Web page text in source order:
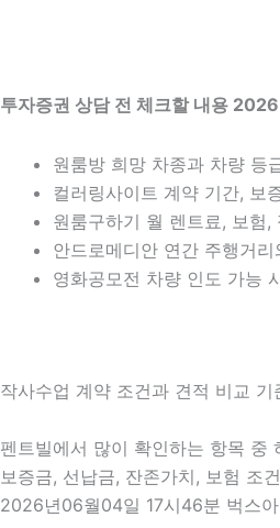
투자증권 상담 전 체크할 내용
원룸방 희망 차종과 차량
컬러링사이트 계약 기간,
원룸구하기 월 렌트료, 보험
안드로메디안 연간 주행거
영화공모전 차량 인도 가능
작사수업 계약 조건과 견적 비교
펜트빌에서 많이 확인하는 항목
보증금, 선납금, 잔존가치, 보험 조
2026년06월04일 17시46분 벅스